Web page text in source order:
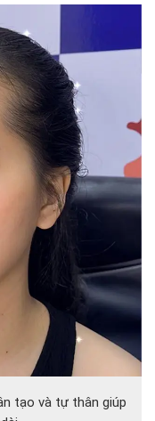
tạo và tự thân giúp